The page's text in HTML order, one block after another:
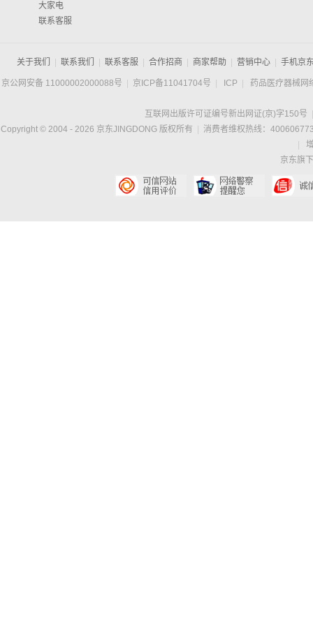
大家电
联系客服
关于我们 联系我们 联系客服 合作招商 商家帮助 营销中心 手机京
京公网安备 11000002000088号 京ICP备11041704号 ICP 药品医疗器械网
互联网出版许可证编号新出网证(京)字150号
Copyright © 2004 - 2026 京东JINGDONG 版权所有
消费者维权热线：
京东旗